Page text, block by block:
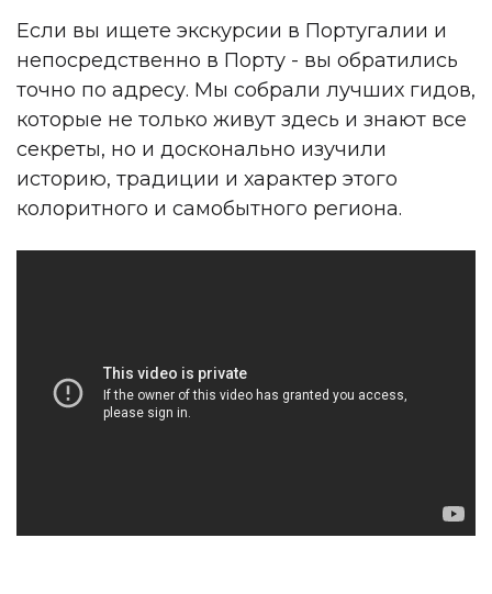
Если вы ищете экскурсии в Португалии и
непосредственно в Порту - вы обратились
точно по адресу. Мы собрали лучших гидов,
которые не только живут здесь и знают все
секреты, но и досконально изучили
историю, традиции и характер этого
колоритного и самобытного региона.